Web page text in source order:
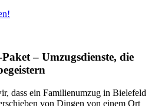
– Umzugsdienste, die
dass ein Familienumzug in Bielefeld
von Dingen von einem Ort